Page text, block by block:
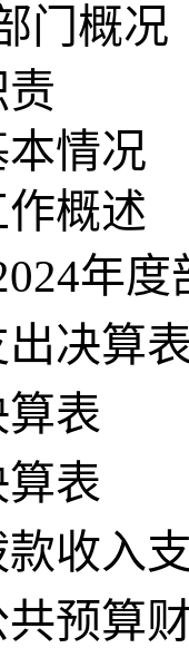
门概况
责
情况
概述
年度
决算
表
表
收入
预算